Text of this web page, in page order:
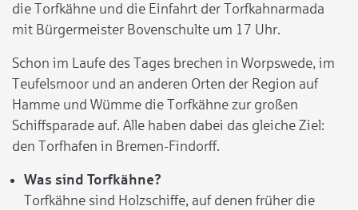
die Torfkähne und die Einfahrt der Torfkahnarmada
mit Bürgermeister Bovenschulte um 17 Uhr.
Schon im Laufe des Tages brechen in Worpswede, im
Teufelsmoor und an anderen Orten der Region auf
Hamme und Wümme die Torfkähne zur großen
Schiffsparade auf. Alle haben dabei das gleiche Ziel:
den Torfhafen in Bremen-Findorff.
Was sind Torfkähne?
Torfkähne sind Holzschiffe, auf denen früher die